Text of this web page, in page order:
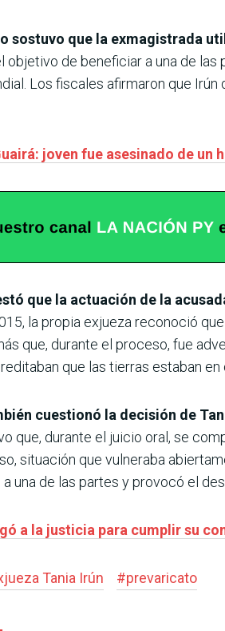
sostuvo que la exmagistrada
objetivo de beneficiar a una de
Los fiscales afirmaron que
joven fue asesinado de un
que la actuación de la
la propia exjueza reconoció
que, durante el proceso, fue
que las tierras estaban en
cuestionó la decisión de
que, durante el juicio oral, se
situación que vulneraba
una de las partes y provocó el
a la justicia para cumplir su
Tania Irún #prevaricato